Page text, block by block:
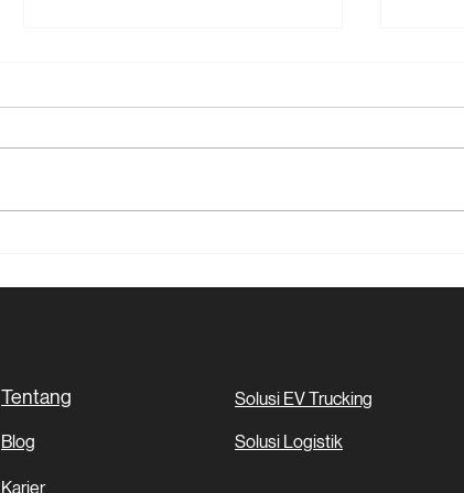
Kargo Nexus Tawarkan
Tentang
Blog
Solusi EV Trucking
Solusi Logistik
Karier